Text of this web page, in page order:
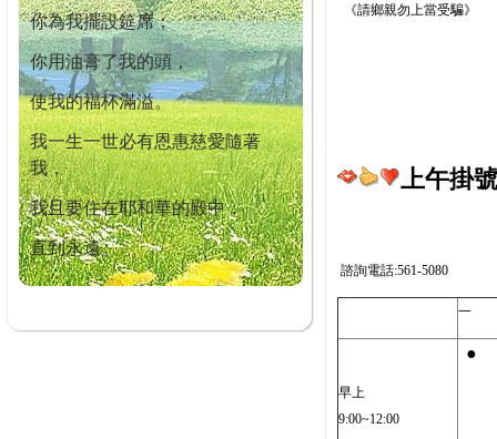
你為我擺設筵席；
你用油膏了我的頭，
使我的福杯滿溢。
我一生一世必有恩惠慈愛隨著
我，
我且要住在耶和華的殿中，
直到永遠。
《請鄉親勿上當受騙》
上午掛
諮詢電話:561-5080
一
早上
9:00~12:00
●